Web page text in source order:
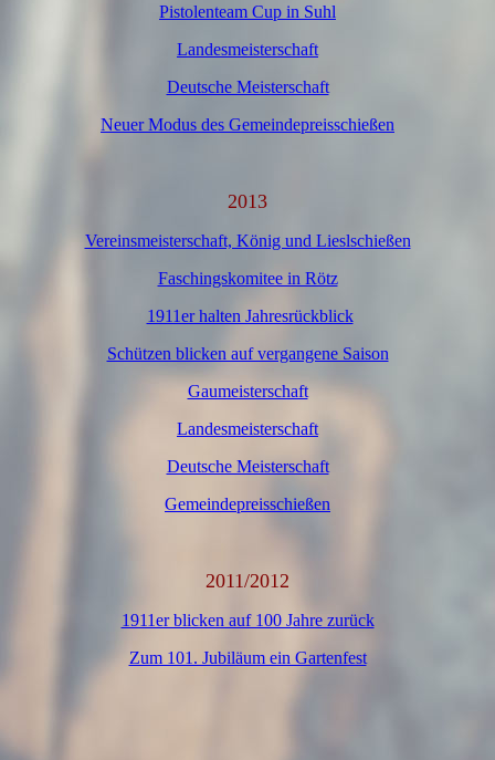
Pistolenteam Cup in Suhl
Landesmeisterschaft
Deutsche Meisterschaft
Neuer Modus des Gemeindepreisschießen
2013
Vereinsmeisterschaft, König und Lieslschießen
Faschingskomitee in Rötz
1911er halten Jahresrückblick
Schützen blicken auf vergangene Saison
Gaumeisterschaft
Landesmeisterschaft
Deutsche Meisterschaft
Gemeindepreisschießen
2011/2012
1911er blicken auf 100 Jahre zurück
Zum 101. Jubiläum ein Gartenfest